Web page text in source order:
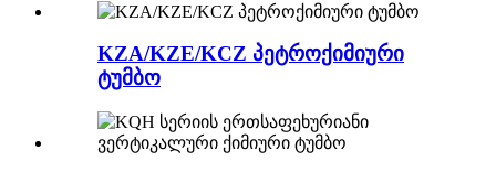
KZA/KZE/KCZ პეტროქიმიური
ტუმბო